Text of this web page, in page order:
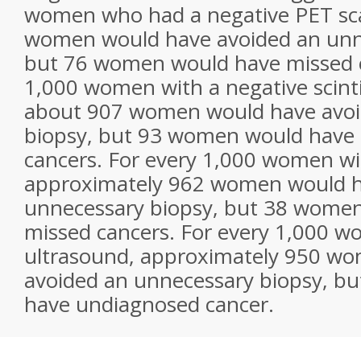
women who had a negative PET
women would have avoided an
but 76 women would have missed
1,000 women with a negative
about 907 women would have
biopsy, but 93 women would
cancers. For every 1,000 women
approximately 962 women would
unnecessary biopsy, but 38
missed cancers. For every 1,000
ultrasound, approximately 950
avoided an unnecessary biopsy,
have undiagnosed cancer.